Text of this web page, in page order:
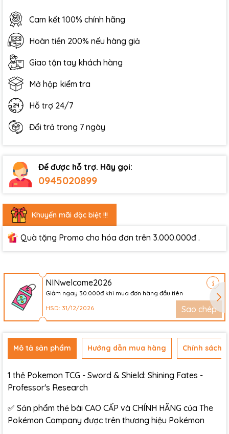
Cam kết 100% chính hãng
Hoàn tiền 200% nếu hàng giả
Giao tận tay khách hàng
Mở hộp kiểm tra
Hỗ trợ 24/7
Đổi trả trong 7 ngày
Để được hỗ trợ. Hãy gọi:
0945020899
Khuyến mãi đặc biệt !!!
Quà tặng Promo cho hóa đơn trên 3.000.000đ .
NINwelcome2026
Giảm ngay 30.000đ khi mua đơn hàng đầu tiên
HSD: 31/12/2026
Sao chép
Mô tả sản phẩm Hướng dẫn mua hàng Chính sách
1 thẻ Pokemon TCG - Sword & Shield: Shining Fates -
Professor's Research
✅ Sản phẩm thẻ bài CAO CẤP và CHÍNH HÃNG của The
Pokémon Company được trên thương hiệu Pokémon